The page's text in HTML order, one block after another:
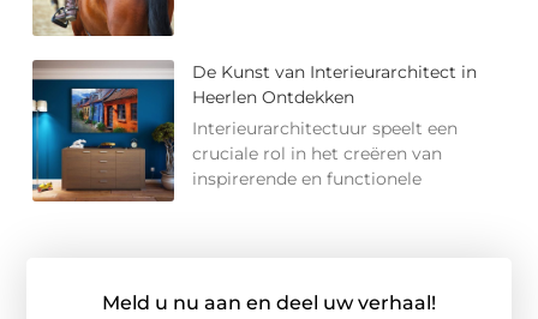
De Kunst van Interieurarchitect in
Heerlen Ontdekken
Interieurarchitectuur speelt een
cruciale rol in het creëren van
inspirerende en functionele
Meld u nu aan en deel uw verhaal!